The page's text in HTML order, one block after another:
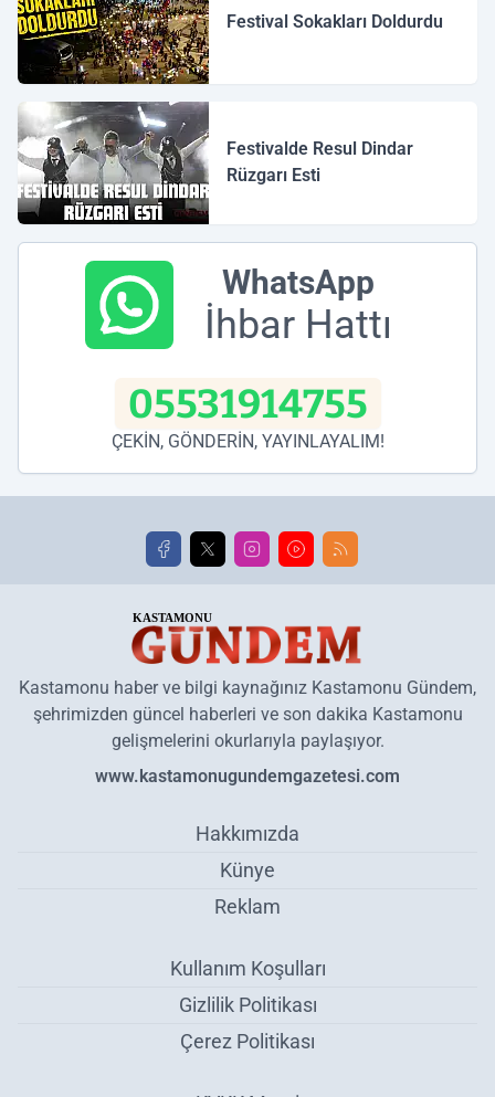
Festival Sokakları Doldurdu
Festivalde Resul Dindar
Rüzgarı Esti
WhatsApp
İhbar Hattı
05531914755
ÇEKİN, GÖNDERİN, YAYINLAYALIM!
Kastamonu haber ve bilgi kaynağınız Kastamonu Gündem,
şehrimizden güncel haberleri ve son dakika Kastamonu
gelişmelerini okurlarıyla paylaşıyor.
www.kastamonugundemgazetesi.com
Hakkımızda
Künye
Reklam
Kullanım Koşulları
Gizlilik Politikası
Çerez Politikası